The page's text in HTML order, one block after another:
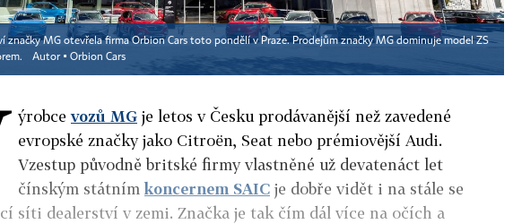
značky MG otevřela firma Orbion Cars toto pondělí v Praze. Prodejům značky MG dominuje model ZS
Autor ▪ Orbion Cars
ýrobcevozů MG je letos v Česku prodávanější než zavedené
evropské značky jako Citroën, Seat nebo prémiovější Audi.
Vzestup původně britské firmy vlastněné už devatenáct let
čínským státním koncernem SAIC je dobře vidět i na stále se
síti dealerství v zemi. Značka je tak čím dál více na očích a